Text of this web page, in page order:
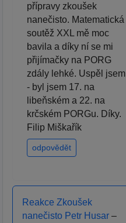
přípravy zkoušek
nanečisto. Matematická
soutěž XXL mě moc
bavila a díky ní se mi
přijímačky na PORG
zdály lehké. Uspěl jsem
- byl jsem 17. na
libeňském a 22. na
krčském PORGu. Díky.
Filip Miškařík
odpovědět
Reakce Zkoušek
nanečisto Petr Husar –